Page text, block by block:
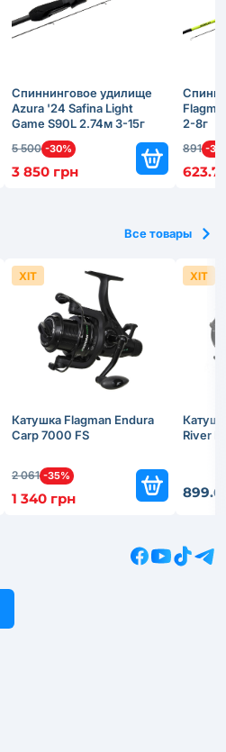
Спиннинговое удилище
Azura '24 Safina Light
Game S90L 2.74м 3-15г
5 500 -30%
3 850 грн
2-8г
891 -
623.7
Все товары
Катушка Flagman Endura
Carp 7000 FS
2 061 -35%
1 340 грн
ХІТ
River
899.6
ХІТ